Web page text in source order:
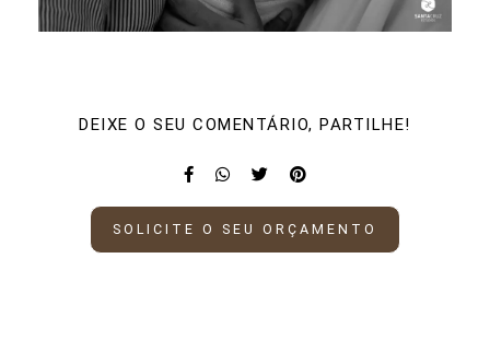
DEIXE O SEU COMENTÁRIO, PARTILHE!
SOLICITE O SEU ORÇAMENTO